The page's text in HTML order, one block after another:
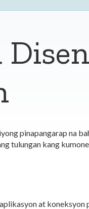
pinapangarap na
tulungan kang
at koneksyon